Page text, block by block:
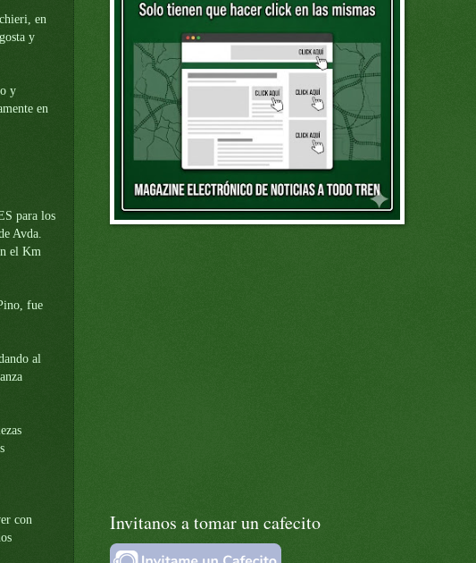
en
y
y
en
para los
Avda.
el Km
fue
al
con
Invitanos a tomar un cafecito